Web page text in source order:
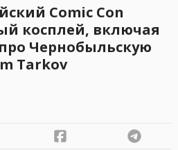
Comic Con
косплей, включая
Чернобыльскую
Tarkov